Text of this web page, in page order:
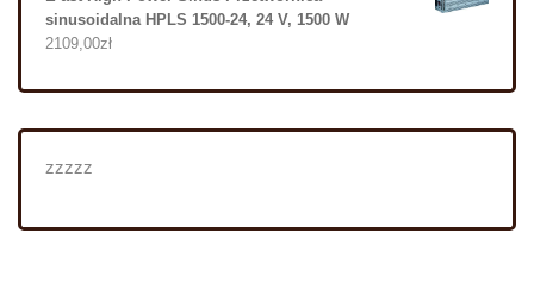
sinusoidalna HPLS 1500-24, 24 V, 1500 W
2109,00zł
zzzzz